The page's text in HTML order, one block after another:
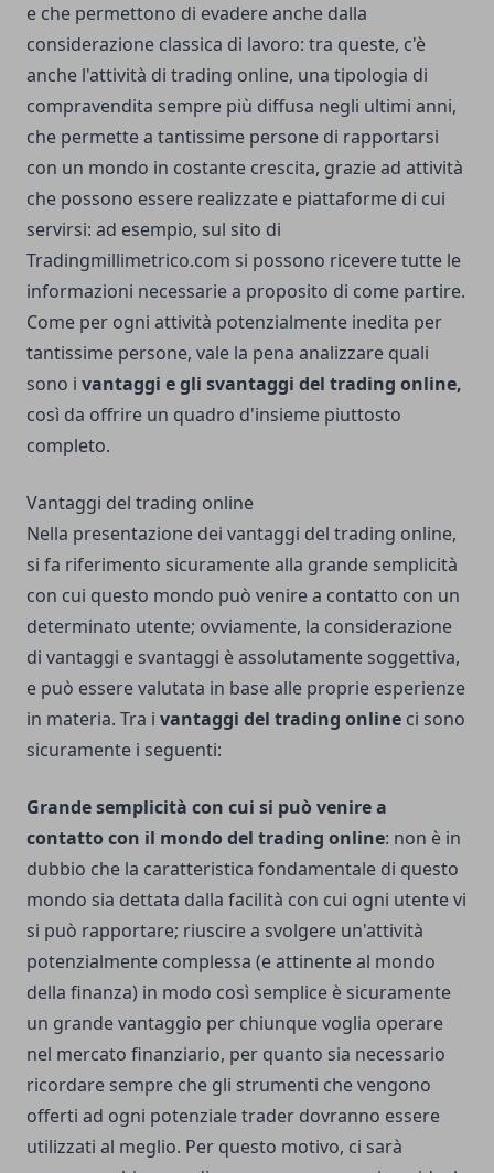
e che permettono di evadere anche dalla
considerazione classica di lavoro: tra queste, c'è
anche l'attività di trading online, una tipologia di
compravendita sempre più diffusa negli ultimi anni,
che permette a tantissime persone di rapportarsi
con un mondo in costante crescita, grazie ad attività
che possono essere realizzate e piattaforme di cui
servirsi: ad esempio, sul sito di
Tradingmillimetrico.com si possono ricevere tutte le
informazioni necessarie a proposito di come partire.
Come per ogni attività potenzialmente inedita per
tantissime persone, vale la pena analizzare quali
sono i vantaggi e gli svantaggi del trading online,
così da offrire un quadro d'insieme piuttosto
completo.
Vantaggi del trading online
Nella presentazione dei vantaggi del trading online,
si fa riferimento sicuramente alla grande semplicità
con cui questo mondo può venire a contatto con un
determinato utente; ovviamente, la considerazione
di vantaggi e svantaggi è assolutamente soggettiva,
e può essere valutata in base alle proprie esperienze
in materia. Tra i vantaggi del trading online ci sono
sicuramente i seguenti:
Grande semplicità con cui si può venire a
contatto con il mondo del trading online: non è in
dubbio che la caratteristica fondamentale di questo
mondo sia dettata dalla facilità con cui ogni utente vi
si può rapportare; riuscire a svolgere un'attività
potenzialmente complessa (e attinente al mondo
della finanza) in modo così semplice è sicuramente
un grande vantaggio per chiunque voglia operare
nel mercato finanziario, per quanto sia necessario
ricordare sempre che gli strumenti che vengono
offerti ad ogni potenziale trader dovranno essere
utilizzati al meglio. Per questo motivo, ci sarà